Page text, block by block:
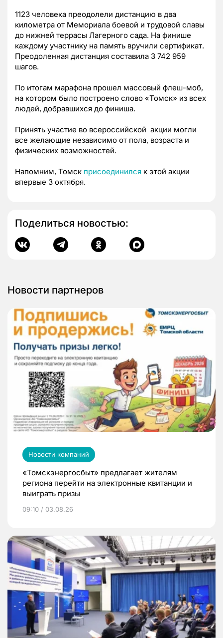
1123 человека преодолели дистанцию в два
километра от Мемориала боевой и трудовой славы
до нижней террасы Лагерного сада. На финише
каждому участнику на память вручили сертификат.
Преодоленная дистанция составила 3 742 959
шагов.
По итогам марафона прошел массовый флеш-моб,
на котором было построено слово «Томск» из всех
людей, добравшихся до финиша.
Принять участие во всероссийской акции могли
все желающие независимо от пола, возраста и
физических возможностей.
Напомним, Томск присоединился к этой акции
впервые 3 октября.
Поделиться новостью:
Новости партнеров
Новости компаний
«Томскэнергосбыт» предлагает жителям
региона перейти на электронные квитанции и
выиграть призы
09:10 / 03.08.26